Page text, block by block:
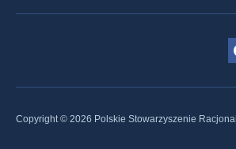
Copyright © 2026 Polskie Stowarzyszenie